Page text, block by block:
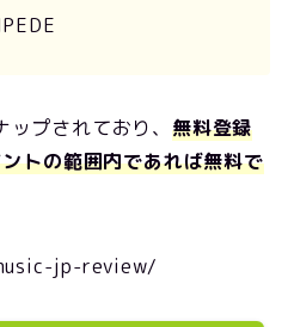
プされており、 無料登録
トの範囲内であれば無料で
jp-review/